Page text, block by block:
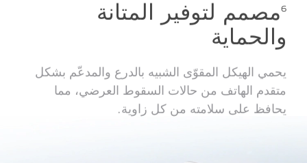
6مصمم لتوفير المتانة
والحماية
يحمي الهيكل المقوّى الشبيه بالدرع والمدعّم بشكل
متقدم الهاتف من حالات السقوط العرضي، مما
يحافظ على سلامته من كل زاوية.